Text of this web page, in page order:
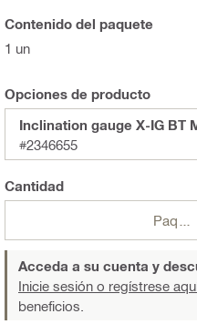
Contenido del paquete
1 un
Opciones de producto
Inclination gauge X-IG BT
#2346655
Cantidad
Acceda a su cuenta y
Inicie sesión o regístrese
beneficios.